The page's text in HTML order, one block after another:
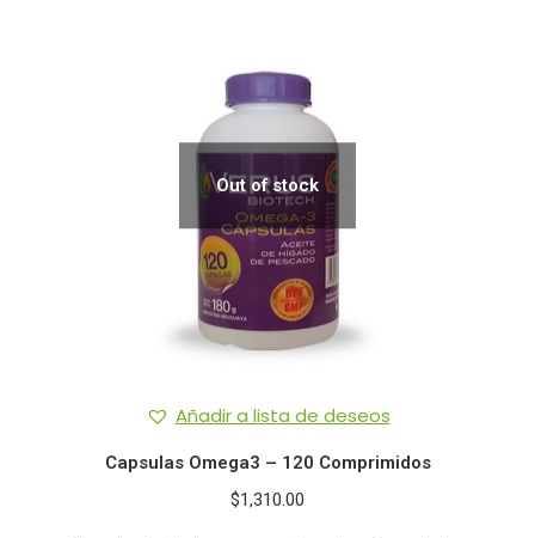
Out of stock
Añadir a lista de deseos
Capsulas Omega3 – 120 Comprimidos
$1,310.00